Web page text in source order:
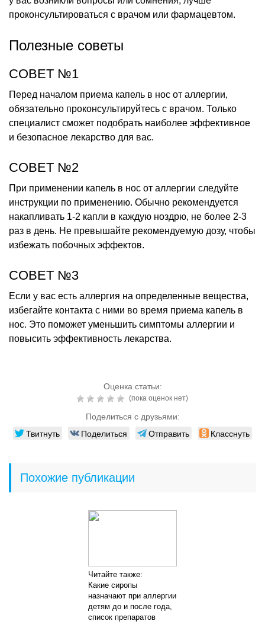
проконсультироваться с врачом или фармацевтом.
Полезные советы
СОВЕТ №1
Перед началом приема капель в нос от аллергии,
обязательно проконсультируйтесь с врачом. Только
специалист сможет подобрать наиболее эффективное
и безопасное лекарство для вас.
СОВЕТ №2
При применении капель в нос от аллергии следуйте
инструкции по применению. Обычно рекомендуется
накапливать 1-2 капли в каждую ноздрю, не более 2-3
раз в день. Не превышайте рекомендуемую дозу, чтобы
избежать побочных эффектов.
СОВЕТ №3
Если у вас есть аллергия на определенные вещества,
избегайте контакта с ними во время приема капель в
нос. Это поможет уменьшить симптомы аллергии и
повысить эффективность лекарства.
Оценка статьи:
(пока оценок нет)
Поделиться с друзьями:
Твитнуть Поделиться Отправить Класснуть
Похожие публикации
Читайте также:
Какие сиропы
назначают при аллергии
детям до и после года,
список препаратов